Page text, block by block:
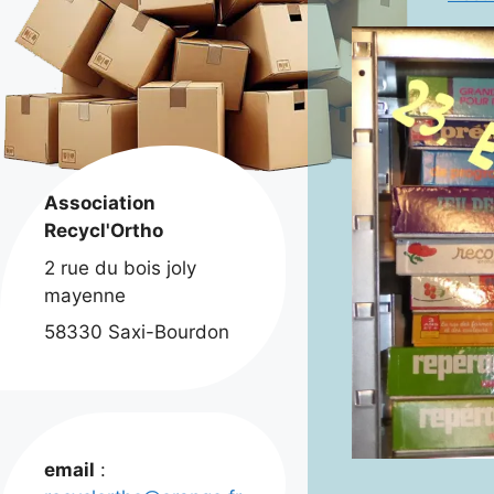
Association
Recycl'Ortho
2 rue du bois joly
mayenne
58330 Saxi-Bourdon
email :